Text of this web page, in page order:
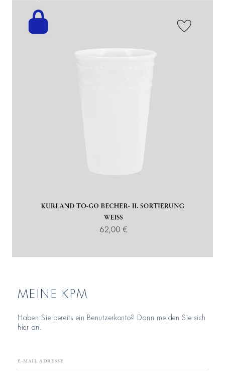
MEINE KPM
Haben Sie bereits ein Benutzerkonto? Dann melden Sie sich
hier an.
E-Mail Adresse